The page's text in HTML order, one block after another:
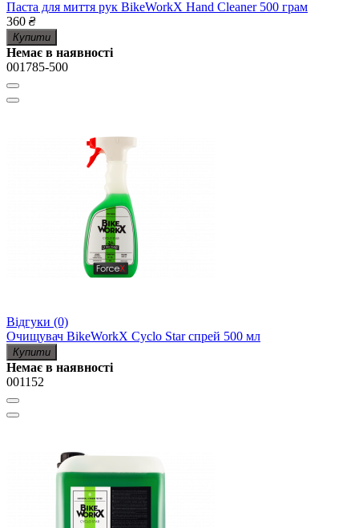
Паста для миття рук BikeWorkX Hand Cleaner 500 грам
360 ₴
Купити
Немає в наявності
001785-500
Відгуки (0)
Очищувач BikeWorkX Cyclo Star спрей 500 мл
Купити
Немає в наявності
001152